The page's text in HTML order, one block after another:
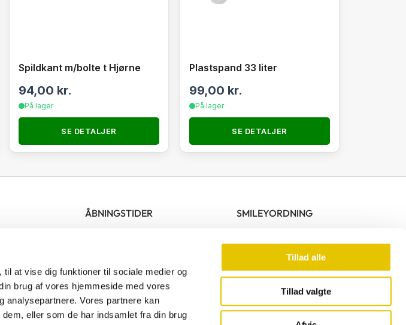
at vise dig funktioner til sociale medier og
brug af vores hjemmeside med vores
analysepartnere. Vores partnere kan
eller som de har indsamlet fra din brug
Tillad alle
Tillad valgte
Spildkant m/bolte t Hjørne
94,00 kr.
På lager
SE DETALJER
Plastspand 33 liter
99,00 kr.
På lager
SE DETALJER
ÅBNINGSTIDER SMILEYORDNING
F